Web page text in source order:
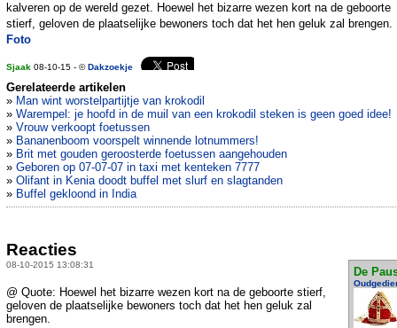
kalveren op de wereld gezet. Hoewel het bizarre wezen kort na de geboorte
stierf, geloven de plaatselijke bewoners toch dat het hen geluk zal brengen.
Foto
Sjaak 08-10-15 - ©Dakzoekje
Gerelateerde artikelen
» Man wint worstelpartijtje van krokodil
» Warempel: je hoofd in de muil van een krokodil steken is geen goed idee!
» Vrouw verkoopt foetussen
» Bananenboom voorspelt winnende lotnummers!
» Brit met gouden geroosterde foetussen aangehouden
» Geboren op 07-07-07 in taxi met kenteken 7777
» Olifant in Kenia doodt buffel met slurf en slagtanden
» Buffel gekloond in India
Reacties
08-10-2015 13:08:31
De
@ Quote: Hoewel het bizarre wezen kort na de geboorte stierf,
geloven de plaatselijke bewoners toch dat het hen geluk zal
brengen.